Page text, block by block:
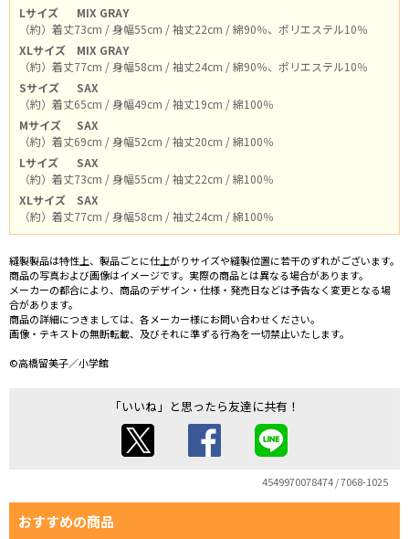
Lサイズ
MIX GRAY
（約）着丈73cm / 身幅55cm / 袖丈22cm / 綿90％、ポリエステル10％
XLサイズ
MIX GRAY
（約）着丈77cm / 身幅58cm / 袖丈24cm / 綿90％、ポリエステル10％
Sサイズ
SAX
（約）着丈65cm / 身幅49cm / 袖丈19cm / 綿100％
Mサイズ
SAX
（約）着丈69cm / 身幅52cm / 袖丈20cm / 綿100％
Lサイズ
SAX
（約）着丈73cm / 身幅55cm / 袖丈22cm / 綿100％
XLサイズ
SAX
（約）着丈77cm / 身幅58cm / 袖丈24cm / 綿100％
縫製製品は特性上、製品ごとに仕上がりサイズや縫製位置に若干のずれがございます。
商品の写真および画像はイメージです。実際の商品とは異なる場合があります。
メーカーの都合により、商品のデザイン・仕様・発売日などは予告なく変更となる場
合があります。
商品の詳細につきましては、各メーカー様にお問い合わせください。
画像・テキストの無断転載、及びそれに準ずる行為を一切禁止いたします。
©高橋留美子／小学館
「いいね」と思ったら友達に共有！
4549970078474 / 7068-1025
おすすめの商品